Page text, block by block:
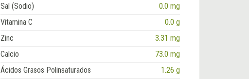
Sal (Sodio)
0.0 mg
Vitamina C
0.0 g
Zinc
3.31 mg
Calcio
73.0 mg
Ácidos Grasos Polinsaturados
1.26 g